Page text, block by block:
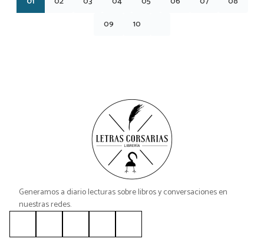
09
10
Generamos a diario lecturas sobre libros y conversaciones en
nuestras redes.